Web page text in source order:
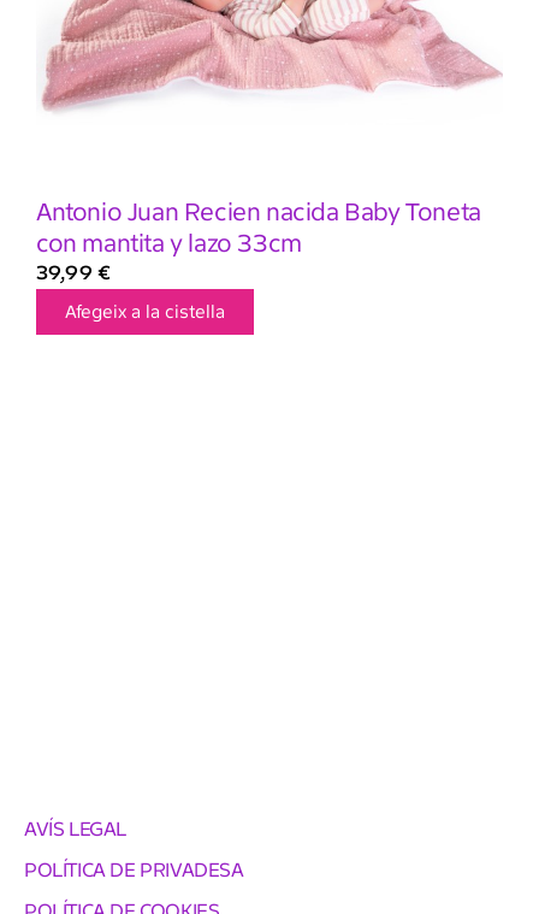
Antonio Juan Recien nacida Baby Toneta
con mantita y lazo 33cm
39,99 €
Afegeix a la cistella
AVÍS LEGAL
POLÍTICA DE PRIVADESA